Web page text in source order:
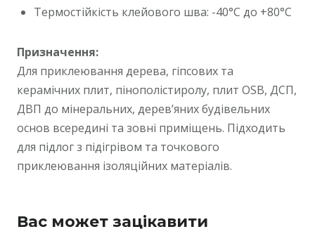
Термостійкість клейового шва: -40°С до +80°С
Призначення:
Для приклеювання дерева, гіпсових та
керамічних плит, пінополістиролу, плит OSB, ДСП,
ДВП до мінеральних, дерев’яних будівельних
основ всередині та зовні приміщень. Підходить
для підлог з підігрівом та точкового
приклеювання ізоляційних матеріалів.
Вас может зацікавити